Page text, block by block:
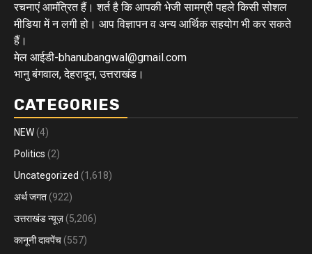
रचनाएं आमंत्रित हैं। शर्त है कि आपकी भेजी सामग्री पहले किसी सोशल
मीडिया में न लगी हो। आप विज्ञापन व अन्य आर्थिक सहयोग भी कर सकते
हैं।
मेल आईडी-bhanubangwal@gmail.com
भानु बंगवाल, देहरादून, उत्तराखंड।
CATEGORIES
NEW (4)
Politics (2)
Uncategorized (1,618)
अर्थ जगत (922)
उत्तराखंड न्यूज़ (5,206)
कानूनी दावपेंच (557)